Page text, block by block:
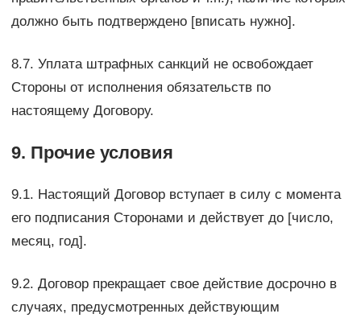
должно быть подтверждено [вписать нужно].
8.7. Уплата штрафных санкций не освобождает
Стороны от исполнения обязательств по
настоящему Договору.
9. Прочие условия
9.1. Настоящий Договор вступает в силу с момента
его подписания Сторонами и действует до [число,
месяц, год].
9.2. Договор прекращает свое действие досрочно в
случаях, предусмотренных действующим